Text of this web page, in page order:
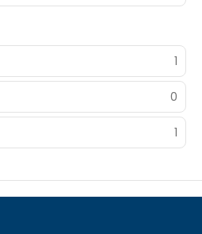
1
0
1